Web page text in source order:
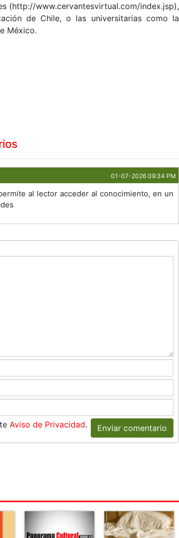
(http://www.cervantesvirtual.com/index.jsp),
de Chile, o las universitarias como la
México.
01-07-2026 09:34 PM
al lector acceder al conocimiento, en un
Aviso de Privacidad. Enviar comentario